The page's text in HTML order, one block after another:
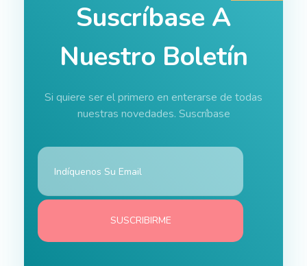
Suscríbase A
Nuestro Boletín
Si quiere ser el primero en enterarse de todas
nuestras novedades. Suscríbase